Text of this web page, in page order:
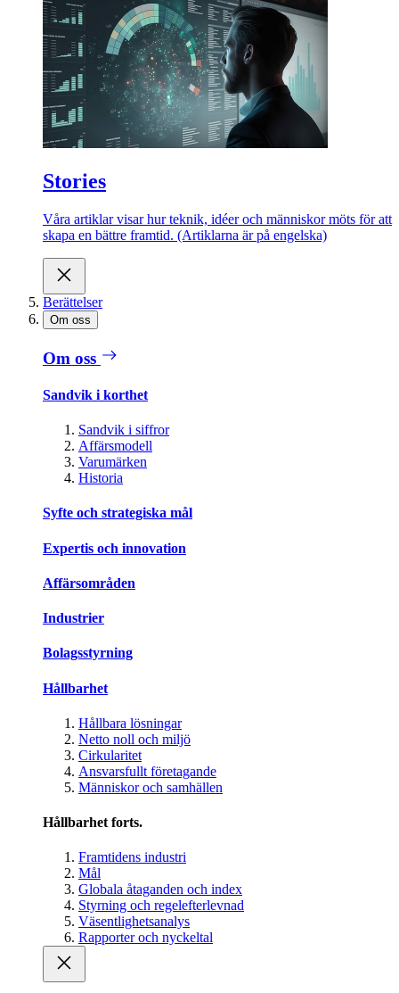
Stories
Våra artiklar visar hur teknik, idéer och människor möts för att
skapa en bättre framtid. (Artiklarna är på engelska)
Berättelser
Om oss
Om oss
Sandvik i korthet
Sandvik i siffror
Affärsmodell
Varumärken
Historia
Syfte och strategiska mål
Expertis och innovation
Affärsområden
Industrier
Bolagsstyrning
Hållbarhet
Hållbara lösningar
Netto noll och miljö
Cirkularitet
Ansvarsfullt företagande
Människor och samhällen
Hållbarhet forts.
Framtidens industri
Mål
Globala åtaganden och index
Styrning och regelefterlevnad
Väsentlighetsanalys
Rapporter och nyckeltal